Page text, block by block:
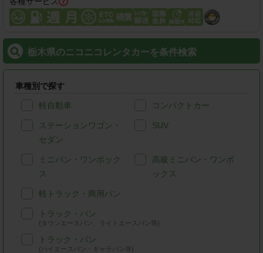
栃木県のニコニコレンタカーを条件検索
車種別で探す
軽自動車 コンパクトカー
ステーションワゴン・
セダン
SUV
ミニバン・ワンボック
ス
高級ミニバン・ワンボ
ックス
軽トラック・商用バン
トラック・バン
(タウンエースバン、ライトエースバン等)
トラック・バン
(ハイエースバン・キャラバン等)